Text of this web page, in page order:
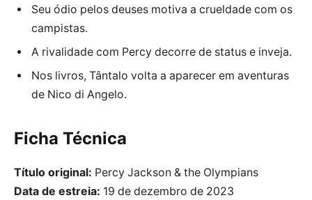
Seu ódio pelos deuses motiva a crueldade com os
campistas.
A rivalidade com Percy decorre de status e inveja.
Nos livros, Tântalo volta a aparecer em aventuras
de Nico di Angelo.
Ficha Técnica
Título original: Percy Jackson & the Olympians
Data de estreia: 19 de dezembro de 2023